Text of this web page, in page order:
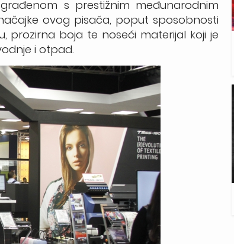
s prestižnim međunarodnim
ovog pisača, poput sposobnosti
prozirna boja te noseći materijal koji je
i otpad.